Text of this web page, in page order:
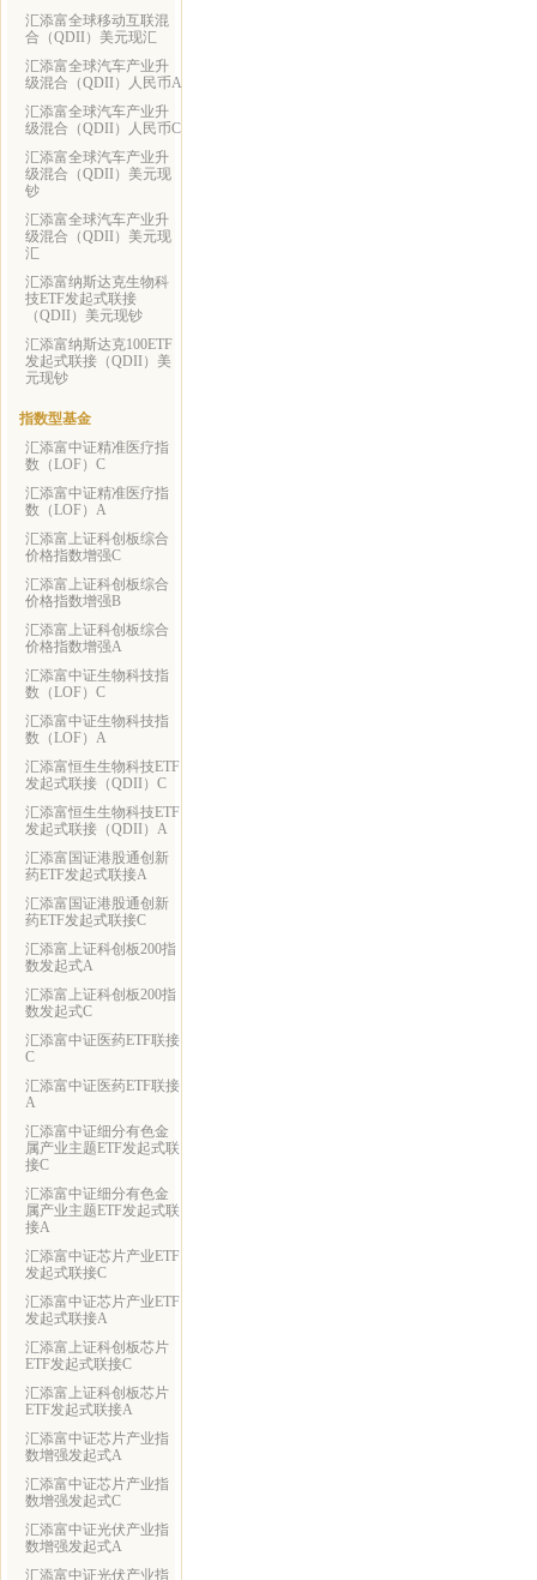
汇添富全球移动互联混
合（QDII）美元现汇
汇添富全球汽车产业升
级混合（QDII）人民币A
汇添富全球汽车产业升
级混合（QDII）人民币C
汇添富全球汽车产业升
级混合（QDII）美元现
钞
汇添富全球汽车产业升
级混合（QDII）美元现
汇
汇添富纳斯达克生物科
技ETF发起式联接
（QDII）美元现钞
汇添富纳斯达克100ETF
发起式联接（QDII）美
元现钞
指数型基金
汇添富中证精准医疗指
数（LOF）C
汇添富中证精准医疗指
数（LOF）A
汇添富上证科创板综合
价格指数增强C
汇添富上证科创板综合
价格指数增强B
汇添富上证科创板综合
价格指数增强A
汇添富中证生物科技指
数（LOF）C
汇添富中证生物科技指
数（LOF）A
汇添富恒生生物科技ETF
发起式联接（QDII）C
汇添富恒生生物科技ETF
发起式联接（QDII）A
汇添富国证港股通创新
药ETF发起式联接A
汇添富国证港股通创新
药ETF发起式联接C
汇添富上证科创板200指
数发起式A
汇添富上证科创板200指
数发起式C
汇添富中证医药ETF联接
C
汇添富中证医药ETF联接
A
汇添富中证细分有色金
属产业主题ETF发起式联
接C
汇添富中证细分有色金
属产业主题ETF发起式联
接A
汇添富中证芯片产业ETF
发起式联接C
汇添富中证芯片产业ETF
发起式联接A
汇添富上证科创板芯片
ETF发起式联接C
汇添富上证科创板芯片
ETF发起式联接A
汇添富中证芯片产业指
数增强发起式A
汇添富中证芯片产业指
数增强发起式C
汇添富中证光伏产业指
数增强发起式A
汇添富中证光伏产业指